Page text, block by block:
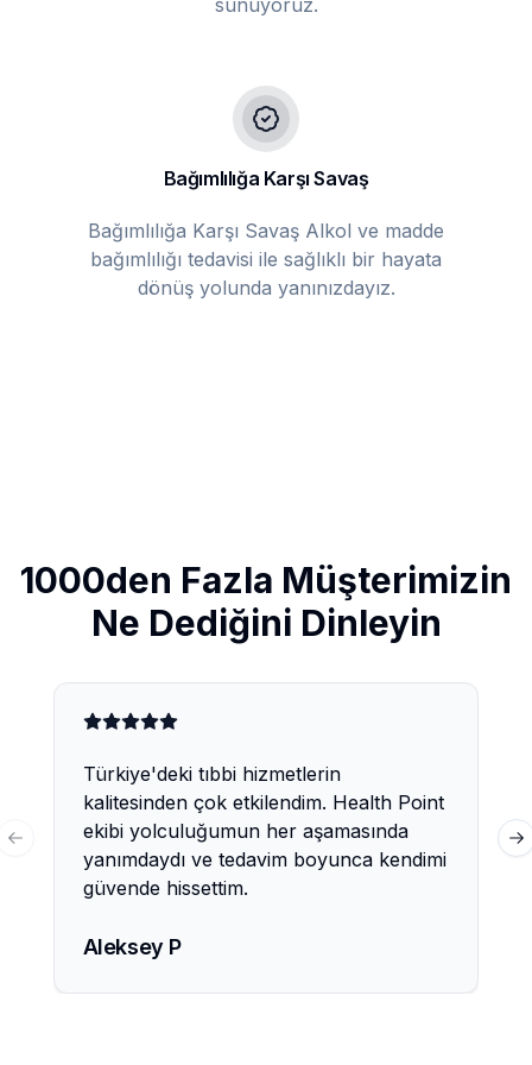
sunuyoruz.
Bağımlılığa Karşı Savaş
Bağımlılığa Karşı Savaş Alkol ve madde
bağımlılığı tedavisi ile sağlıklı bir hayata
dönüş yolunda yanınızdayız.
1000den Fazla Müşterimizin
Ne Dediğini Dinleyin
Türkiye'deki tıbbi hizmetlerin
kalitesinden çok etkilendim. Health Point
ekibi yolculuğumun her aşamasında
yanımdaydı ve tedavim boyunca kendimi
güvende hissettim.
Aleksey P
Previous slide